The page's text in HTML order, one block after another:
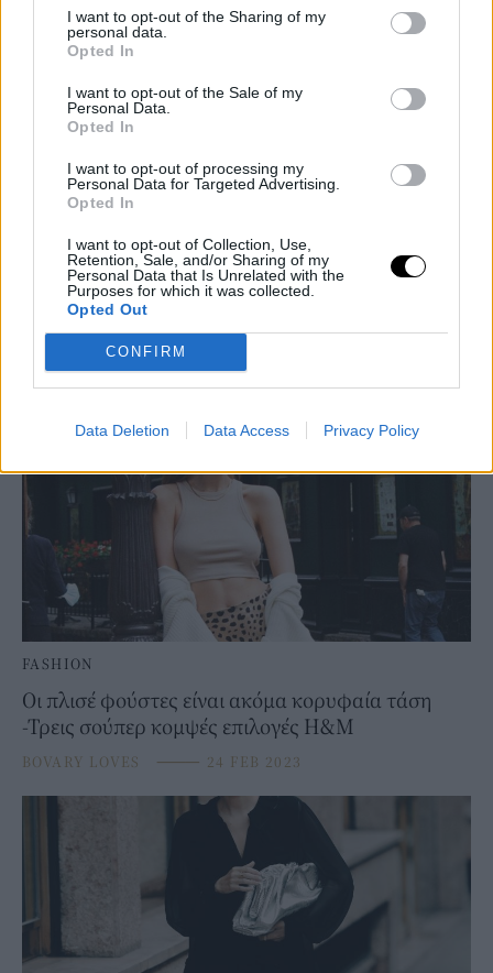
I want to opt-out of the Sharing of my
personal data.
Opted In
I want to opt-out of the Sale of my
Personal Data.
Opted In
I want to opt-out of processing my
Personal Data for Targeted Advertising.
Opted In
I want to opt-out of Collection, Use,
Retention, Sale, and/or Sharing of my
Personal Data that Is Unrelated with the
Purposes for which it was collected.
Opted Out
CONFIRM
Data Deletion Data Access Privacy Policy
FASHION
Το πλισέ φόρεμα από τα Zara στο χρώμα της
μέντας θα δροσίσει τα looks σας
BOVARY LOVES ⸻
FASHION
Οι πλισέ φούστες είναι ακόμα κορυφαία τάση
-Τρεις σούπερ κομψές επιλογές Η&Μ
BOVARY LOVES ⸻ 24 FEB 2023